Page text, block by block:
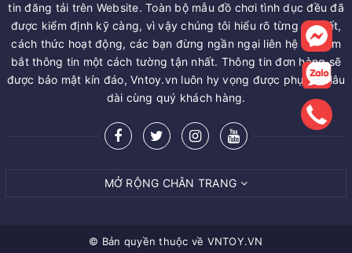
tin đăng tải trên Website. Toàn bộ mẫu đồ chơi tình dục đều đã
được kiểm định kỹ càng, vì vậy chúng tôi hiểu rõ từng chi tiết,
cách thức hoạt động, các bạn đừng ngần ngại liên hệ để nắm
bắt thông tin một cách tường tận nhất. Thông tin đơn hàng sẽ
được bảo mật kín đáo, Vntoy.vn luôn hy vọng được phục vụ lâu
dài cùng quý khách hàng.
MỞ RỘNG CHÂN TRANG
© Bản quyền thuộc về VNTOY.VN